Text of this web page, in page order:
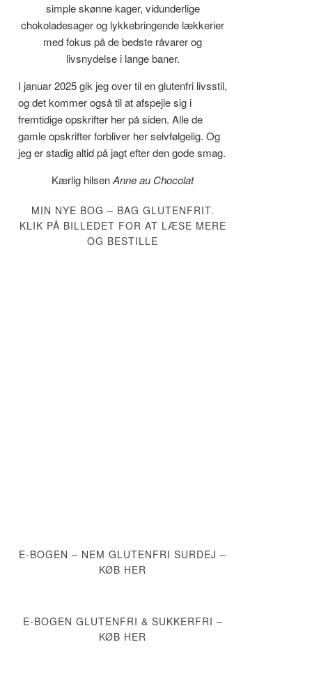
simple skønne kager, vidunderlige
chokoladesager og lykkebringende lækkerier
med fokus på de bedste råvarer og
livsnydelse i lange baner.
I januar 2025 gik jeg over til en glutenfri livsstil,
og det kommer også til at afspejle sig i
fremtidige opskrifter her på siden. Alle de
gamle opskrifter forbliver her selvfølgelig. Og
jeg er stadig altid på jagt efter den gode smag.
Kærlig hilsenAnne au Chocolat
MIN NYE BOG – BAG GLUTENFRIT.
KLIK PÅ BILLEDET FOR AT LÆSE MERE
OG BESTILLE
E-BOGEN – NEM GLUTENFRI SURDEJ –
KØB HER
E-BOGEN GLUTENFRI & SUKKERFRI –
KØB HER